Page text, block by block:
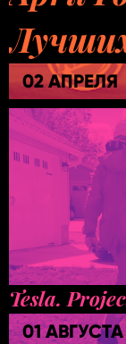
02 АПРЕЛЯ
Tesla.
01 АВГУСТА